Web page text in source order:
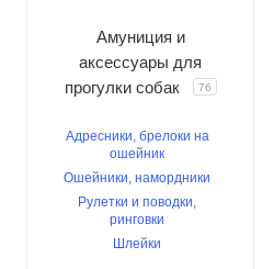
Амуниция и
аксессуары для
прогулки собак
76
Адресники, брелоки на
ошейник
Ошейники, намордники
Рулетки и поводки,
ринговки
Шлейки